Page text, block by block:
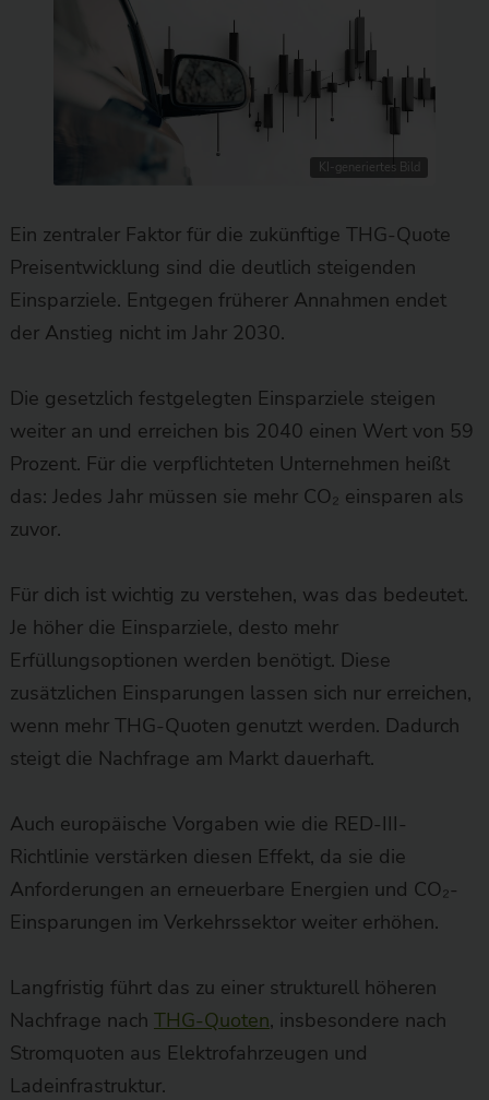
KI-generiertes Bild
Ein zentraler Faktor für die zukünftige THG-Quote
Preisentwicklung sind die deutlich steigenden
Einsparziele. Entgegen früherer Annahmen endet
der Anstieg nicht im Jahr 2030.
Die gesetzlich festgelegten Einsparziele steigen
weiter an und erreichen bis 2040 einen Wert von 59
Prozent. Für die verpflichteten Unternehmen heißt
das: Jedes Jahr müssen sie mehr CO₂ einsparen als
zuvor.
Für dich ist wichtig zu verstehen, was das bedeutet.
Je höher die Einsparziele, desto mehr
Erfüllungsoptionen werden benötigt. Diese
zusätzlichen Einsparungen lassen sich nur erreichen,
wenn mehr THG-Quoten genutzt werden. Dadurch
steigt die Nachfrage am Markt dauerhaft.
Auch europäische Vorgaben wie die RED-III-
Richtlinie verstärken diesen Effekt, da sie die
Anforderungen an erneuerbare Energien und CO₂-
Einsparungen im Verkehrssektor weiter erhöhen.
Langfristig führt das zu einer strukturell höheren
Nachfrage nach THG-Quoten, insbesondere nach
Stromquoten aus Elektrofahrzeugen und
Ladeinfrastruktur.